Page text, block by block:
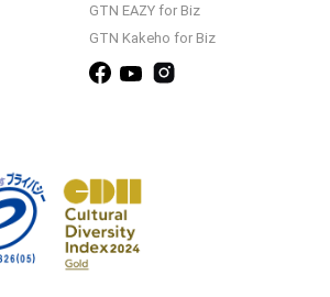
GTN EAZY for Biz
GTN Kakeho for Biz